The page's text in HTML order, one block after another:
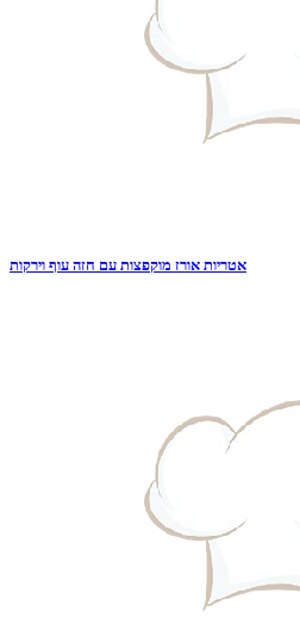
אטריות אורז מוקפצות עם חזה עוף וירקות